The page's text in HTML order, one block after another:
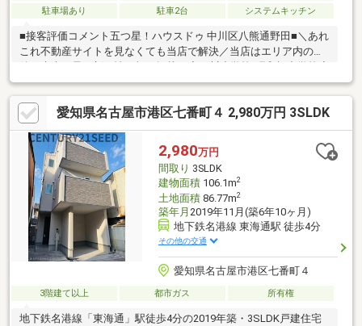
駐車場あり
駐車2台 システムキッチン
■接客評価コメント五つ星！ハウスドゥ 中川区八熊通野田■＼あれ
これ不動産サイトを見なくても当店で解決／当店はエリア内の物
駐車スペース 並列2台◆全室フローリング・収納付きの3LDK◆
スーパーやドラッグストアが徒歩約10分圏内◆太陽光パネルあ
り！上手く使えば省エネ・節約に◆床暖房◆WIC・収納多数◆
広々とした設計※写真をクリックすると、詳細をご覧いただけま
す。
愛知県名古屋市港区七番町４ 2,980万円 3SLDK
2,980万円
間取り 3SLDK
建物面積106.1m2
土地面積86.77m2
築年月 2019年11月(築6年10ヶ月)
地下鉄名港線 東海通駅 徒歩4分
その他の交通
愛知県名古屋市港区七番町４
3階建て以上 都市ガス 所有権
地下鉄名港線「東海通」駅徒歩4分の2019年築・3SLDK戸建住宅